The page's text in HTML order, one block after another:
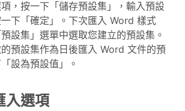
，按一下「儲存預設集」，輸入預設
下「確定」。下次匯入 Word 樣式
設集」選單中選取您建立的預設集。
預設集作為日後匯入 Word 文件的預
設為預設值」。
入選項